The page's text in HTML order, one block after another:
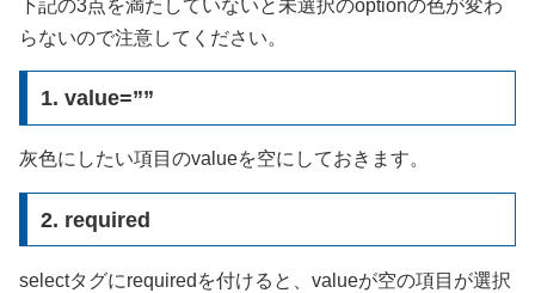
下記の3点を満たしていないと未選択のoptionの色が変わ
らないので注意してください。
1. value=””
灰色にしたい項目のvalueを空にしておきます。
2. required
selectタグにrequiredを付けると、valueが空の項目が選択